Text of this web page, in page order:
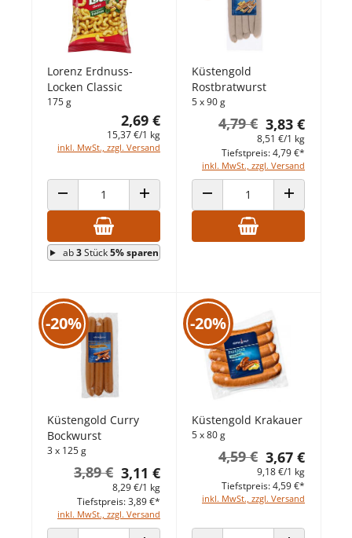
Lorenz Erdnuss-
Locken Classic
175 g
2,69 €
15,37 €/1 kg
inkl. MwSt., zzgl. Versand
ANZAHL VERRINGERNANZAHL ERHÖHEN
ab3Stück5% sparen
Küstengold
Rostbratwurst
5 x 90 g
3,83 €
4,79 €
8,51 €/1 kg
inkl. MwSt., zzgl. Versand
Tiefstpreis: 4,79 €*
ANZAHL VERRINGERNANZAHL
-20%
Küstengold Curry
Bockwurst
3 x 125 g
3,11 €
3,89 €
8,29 €/1 kg
inkl. MwSt., zzgl. Versand
Tiefstpreis: 3,89 €*
-20%
Küstengold Krakauer
5 x 80 g
3,67 €
4,59 €
9,18 €/1 kg
inkl. MwSt., zzgl. Versand
Tiefstpreis: 4,59 €*